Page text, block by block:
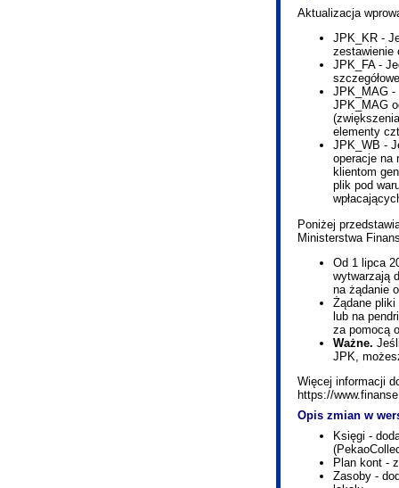
Aktualizacja
JPK_KR -
zestawienie
JPK_FA -
JPK_MAG -
JPK_MAG
elementy
JPK_WB -
operacje na
klientom
plik pod
Poniżej
Ministerstwa
Od 1 lipca
wytwarzają
na żądanie
Żądane
lub na
za pomocą
Ważne.
JPK,
Więcej informacji
https://
Opis zmian w
Księgi -
Plan kont -
Zasoby -